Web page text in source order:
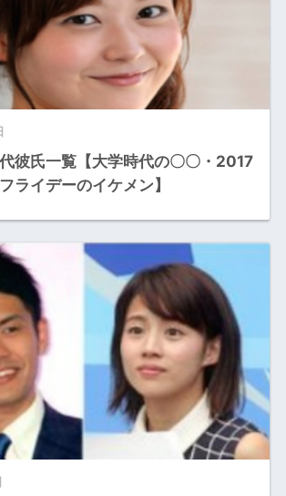
彼氏一覧【大学時代の〇〇・2017
ライデーのイケメン】